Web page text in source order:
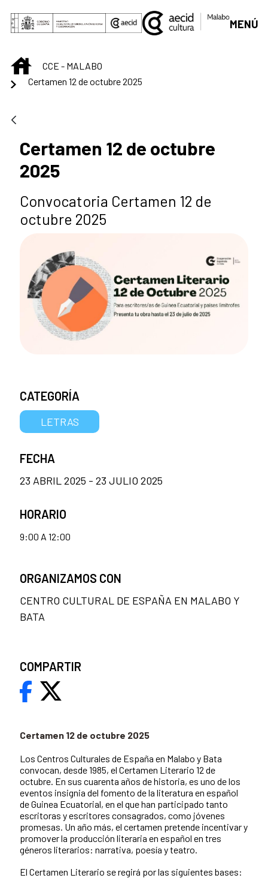
Saltar al contenido principal
MENÚ
INICIOCCE - MALABO
Certamen 12 de octubre 2025
Certamen 12 de octubre
2025
Convocatoria Certamen 12 de
octubre 2025
Certamen 12 de octubre 2025
Los Centros Culturales de España en Malabo y Bata
convocan, desde 1985, el Certamen Literario 12 de
octubre. En sus cuarenta años de historia, es uno de los
eventos insignia del fomento de la literatura en español
de Guinea Ecuatorial, en el que han participado tanto
escritoras y escritores consagrados, como jóvenes
promesas. Un año más, el certamen pretende incentivar y
promover la producción literaria en español en tres
géneros literarios: narrativa, poesía y teatro.
El Certamen Literario se regirá por las siguientes bases:
CATEGORÍA
LETRAS
FECHA
23 ABRIL 2025 - 23 JULIO 2025
HORARIO
9:00 A 12:00
ORGANIZAMOS CON
CENTRO CULTURAL DE ESPAÑA EN MALABO Y
BATA
COMPARTIR